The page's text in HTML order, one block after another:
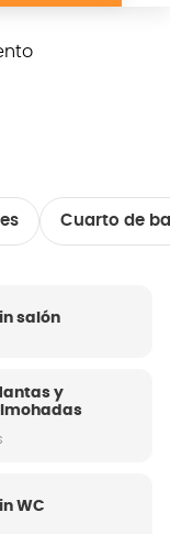
Cuarto de
salón
y
WC